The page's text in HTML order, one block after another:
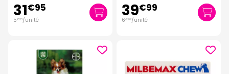
31€95
5€33/unité 39€99
6€67/unité